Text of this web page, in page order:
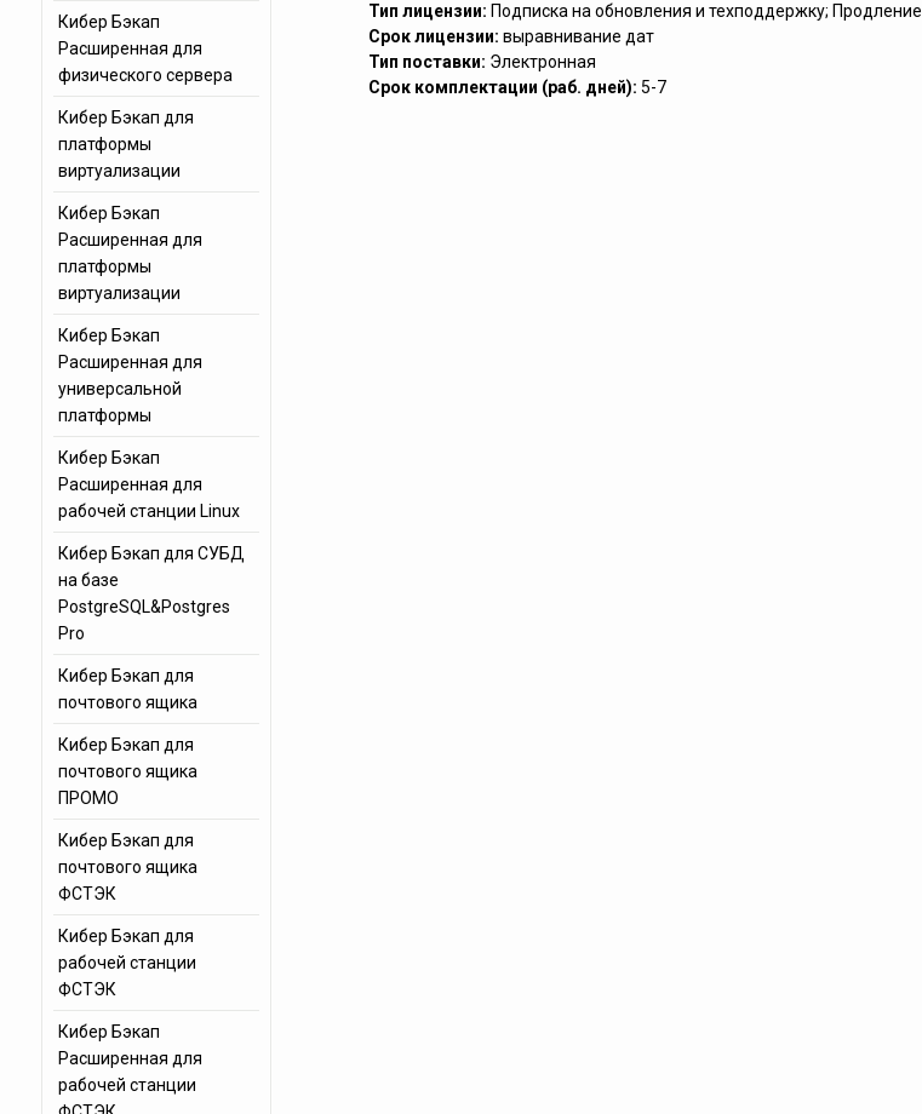
Тип лицензии: Подписка на обновления и техподдержку; Продление
Срок лицензии: выравнивание дат
Тип поставки: Электронная
Срок комплектации (раб. дней): 5-7
Кибер Бэкап
Расширенная для
физического сервера
Кибер Бэкап для
платформы
виртуализации
Кибер Бэкап
Расширенная для
платформы
виртуализации
Кибер Бэкап
Расширенная для
универсальной
платформы
Кибер Бэкап
Расширенная для
рабочей станции Linux
Кибер Бэкап для СУБД
на базе
PostgreSQL&Postgres
Pro
Кибер Бэкап для
почтового ящика
Кибер Бэкап для
почтового ящика
ПРОМО
Кибер Бэкап для
почтового ящика
ФСТЭК
Кибер Бэкап для
рабочей станции
ФСТЭК
Кибер Бэкап
Расширенная для
рабочей станции